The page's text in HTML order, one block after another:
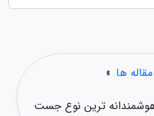
ها »
ترین نوع جست